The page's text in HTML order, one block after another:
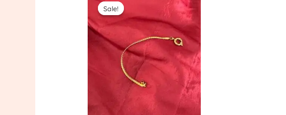
Sale!
Sale!price
was:
€ 17,90.€ 12,90.